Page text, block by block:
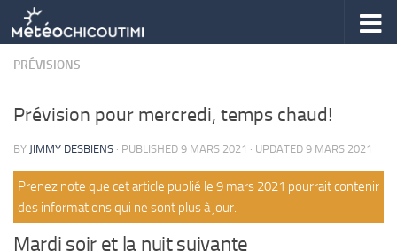
Skip to content
PRÉVISIONS
Prévision pour mercredi, temps chaud!
BY JIMMY DESBIENS · PUBLISHED 9 MARS 2021 · UPDATED 9 MARS 2021
Prenez note que cet article publié le 9 mars 2021 pourrait contenir
des informations qui ne sont plus à jour.
Mardi soir et la nuit suivante